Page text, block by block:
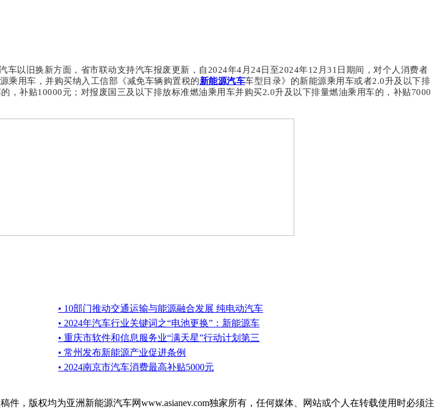
以旧换新方面，省市联动支持汽车报废更新，自2024年4月24日至2024年12月31日期间，对个人消费者
乘用车，并购买纳入工信部《减免车辆购置税的新能源汽车车型目录》的新能源乘用车或者2.0升及以下排
补贴10000元；对报废国三及以下排放标准燃油乘用车并购买2.0升及以下排量燃油乘用车的，补贴7000
• 10部门推动交通运输与能源融合发展 纯电动汽车
• 2024年汽车行业关键词之“电池更换”：新能源车
• 重庆市软件和信息服务业“满天星”行动计划第三
• 常州发布新能源产业促进条例
• 2024南京市汽车消费最高补贴5000元
件，版权均为亚洲新能源汽车网www.asianev.com独家所有，任何媒体、网站或个人在转载使用时必须注